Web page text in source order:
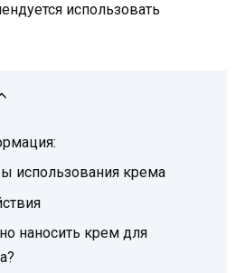
использовать
использования крема
наносить крем для